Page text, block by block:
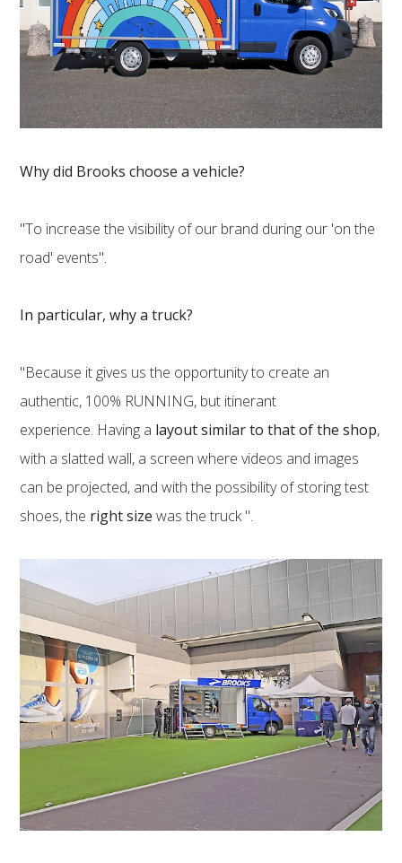
Why did Brooks choose a vehicle?
"To increase the visibility of our brand during our 'on the
road' events".
In particular, why a truck?
"Because it gives us the opportunity to create an
authentic, 100% RUNNING, but itinerant
experience. Having a layout similar to that of the shop,
with a slatted wall, a screen where videos and images
can be projected, and with the possibility of storing test
shoes, the right size was the truck ".